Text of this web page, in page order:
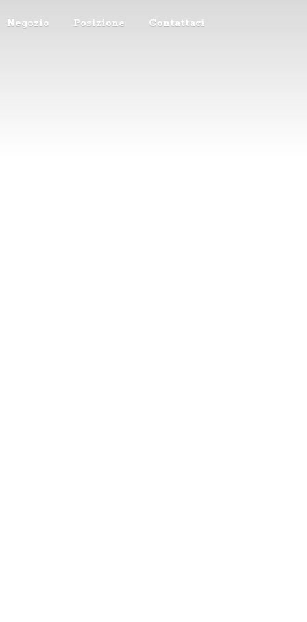
Negozio Posizione Contattaci